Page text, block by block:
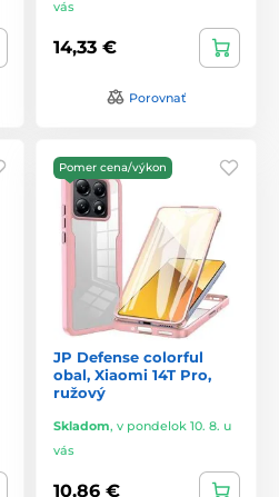
vás
14,33 €
Porovnať
Pomer cena/výkon
JP Defense colorful
obal, Xiaomi 14T Pro,
ružový
Skladom, v pondelok 10. 8. u
vás
10,86 €